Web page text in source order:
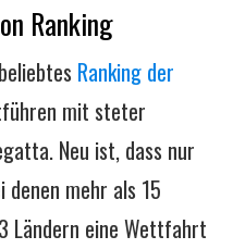
Ranking
Ranking der
mit steter
Neu ist, dass nur
denen mehr als 15
Ländern eine Wettfahrt